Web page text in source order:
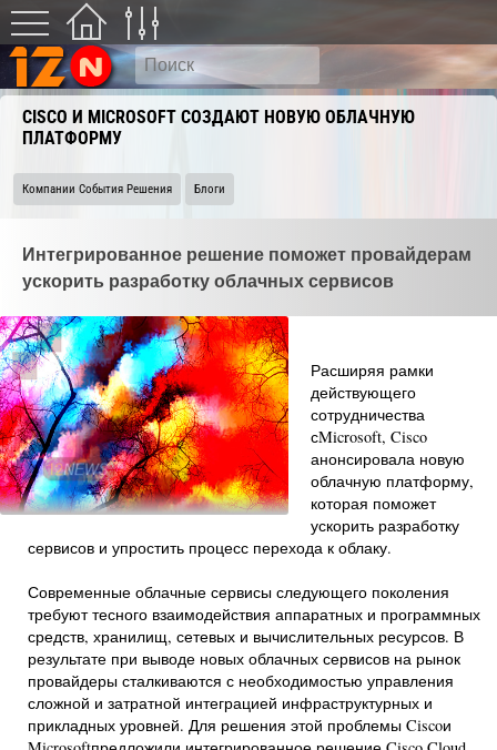
CISCO И MICROSOFT СОЗДАЮТ НОВУЮ ОБЛАЧНУЮ
ПЛАТФОРМУ
Компании События Решения Блоги
Интегрированное решение поможет провайдерам
ускорить разработку облачных сервисов
Расширяя рамки
действующего
сотрудничества
сMicrosoft, Cisco
анонсировала новую
облачную платформу,
которая поможет
ускорить разработку
сервисов и упростить процесс перехода к облаку.
Современные облачные сервисы следующего поколения
требуют тесного взаимодействия аппаратных и программных
средств, хранилищ, сетевых и вычислительных ресурсов. В
результате при выводе новых облачных сервисов на рынок
провайдеры сталкиваются с необходимостью управления
сложной и затратной интеграцией инфраструктурных и
прикладных уровней. Для решения этой проблемы Ciscoи